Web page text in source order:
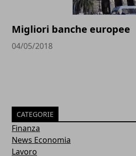
Migliori banche europee
04/05/2018
CATEGORIE
Finanza
News Economia
Lavoro